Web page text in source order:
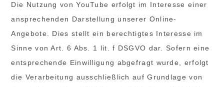
Die Nutzung von YouTube erfolgt im Interesse einer
ansprechenden Darstellung unserer Online-
Angebote. Dies stellt ein berechtigtes Interesse im
Sinne von Art. 6 Abs. 1 lit. f DSGVO dar. Sofern eine
entsprechende Einwilligung abgefragt wurde, erfolgt
die Verarbeitung ausschließlich auf Grundlage von